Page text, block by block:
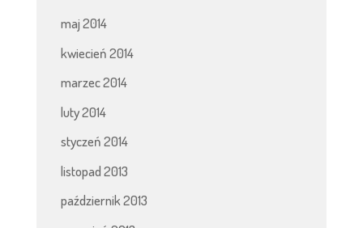
maj 2014
kwiecień 2014
marzec 2014
luty 2014
styczeń 2014
listopad 2013
październik 2013